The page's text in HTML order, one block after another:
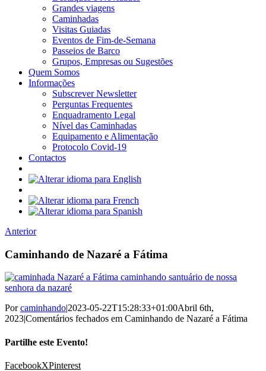
Grandes viagens
Caminhadas
Visitas Guiadas
Eventos de Fim-de-Semana
Passeios de Barco
Grupos, Empresas ou Sugestões
Quem Somos
Informações
Subscrever Newsletter
Perguntas Frequentes
Enquadramento Legal
Nível das Caminhadas
Equipamento e Alimentação
Protocolo Covid-19
Contactos
Anterior
Caminhando de Nazaré a Fátima
Porcaminhando|2023-05-22T15:28:33+01:00Abril 6th,
2023|Comentários fechados em Caminhando de Nazaré a Fátima
Partilhe este Evento!
FacebookXPinterest